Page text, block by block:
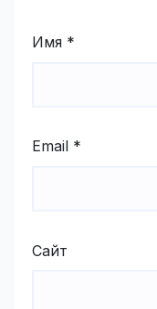
Имя *
Email *
Сайт